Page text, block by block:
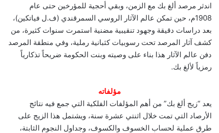
اندثر مرصد ألغ بك مع الزمن، وبقي أحجية للمؤرخين حتى عام
1908م، حين تمكن عالم الآثار الروسي السمرقندي (ف.ل فياتكين)،
بعد دراسات دقيقة وجهود تنقيبية مضنية استمرت سنوات كثيرة، من
كشف آثار المرصد تحت رسوبيات كثبانية رملية، وفي منطقة المرصد
دفن عالم الآثار هذا بناء على وصيته وبنت الحكومة ضريحاً تذكارياً
رمزياً لألغ بك.
مؤلفاته
يعد “زيج ألغ بك” من أهم المؤلفات الفلكية التي جمع فيه نتائج
الأرصاد التي تمت خلال اثنتي عشرة سنة، ويشتمل هذا الزيج على
طرق عملية لحساب الخسوف والكسوف، وجداول النجوم الثابتة،